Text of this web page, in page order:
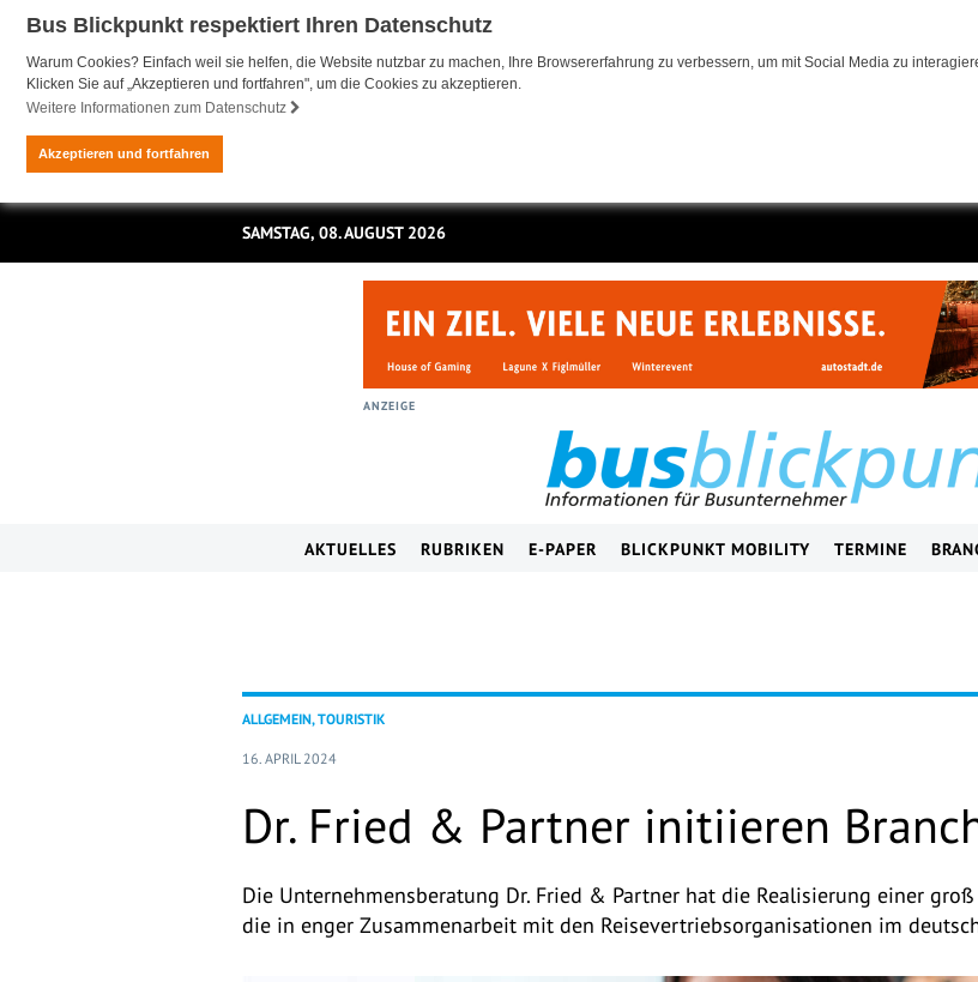
Bus Blickpunkt respektiert Ihren Datenschutz
Warum Cookies? Einfach weil sie helfen, die Website nutzbar zu machen, Ihre Browsererfahrung zu verbessern, um mit Social Media zu
Klicken Sie auf „Akzeptieren und fortfahren", um die Cookies zu akzeptieren.
Weitere Informationen zum Datenschutz
Akzeptieren und fortfahren
SAMSTAG, 08. AUGUST 2026
ANZEIGE
AKTUELLES RUBRIKEN E-PAPER BLICKPUNKT MOBILITY TERMINE
ALLGEMEIN, TOURISTIK
16. APRIL 2024
Dr. Fried & Partner initiieren
Die Unternehmensberatung Dr. Fried & Partner hat die Realisierung einer
die in enger Zusammenarbeit mit den Reisevertriebsorganisationen im